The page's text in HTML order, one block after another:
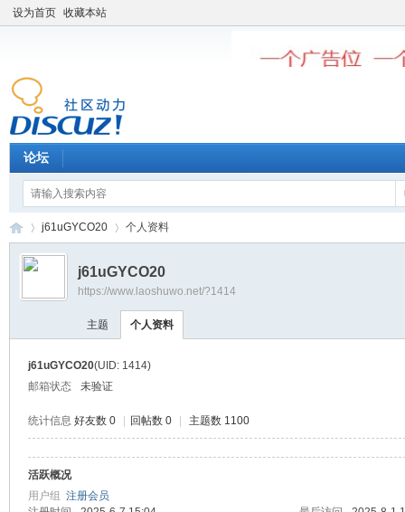
设为首页 收藏本站
论坛
›
j61uGYCO20 个人资料
j61uGYCO20
https://www.laoshuwo.net/?1414
主题 个人资料
j61uGYCO20(UID: 1414)
邮箱状态
未验证
统计信息 好友数 0 回帖数 0 主题数 1100
活跃概况
用户组 注册会员